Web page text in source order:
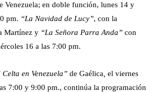
Venezuela; en doble función, lunes 14 y
pm. “La Navidad de Lucy”, con la
Martínez y “La Señora Parra Anda” con
16 a las 7:00 pm.
en Venezuela” de Gaélica el viernes
7:00 y 9:00 pm., continúa la programación